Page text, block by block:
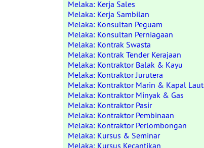
Melaka: Kerja Sales
Melaka: Kerja Sambilan
Melaka: Konsultan Peguam
Melaka: Konsultan Perniagaan
Melaka: Kontrak Swasta
Melaka: Kontrak Tender Kerajaan
Melaka: Kontraktor Balak & Kayu
Melaka: Kontraktor Jurutera
Melaka: Kontraktor Marin & Kapal Laut
Melaka: Kontraktor Minyak & Gas
Melaka: Kontraktor Pasir
Melaka: Kontraktor Pembinaan
Melaka: Kontraktor Perlombongan
Melaka: Kursus & Seminar
Melaka: Kursus Kecantikan